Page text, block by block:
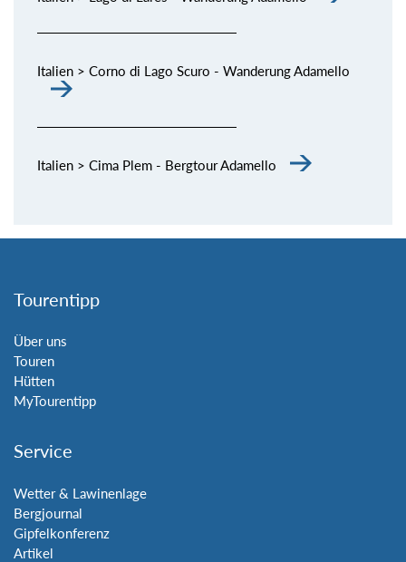
Italien > Corno di Lago Scuro - Wanderung Adamello
Italien > Cima Plem - Bergtour Adamello
Tourentipp
Über uns
Touren
Hütten
MyTourentipp
Service
Wetter & Lawinenlage
Bergjournal
Gipfelkonferenz
Artikel